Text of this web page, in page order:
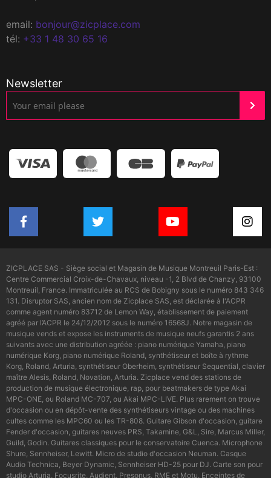
email: bonjour@zicplace.com
tél: +33 1 48 30 65 16
Newsletter
ZICPLACE SAS - Siège social et Magasin de Musique Montreuil Paris-Est :
Centre Commercial Croix-de-Chavaux, niveau -1, 2 Blvd de Chanzy, 93100
Montreuil, France. Immatriculée au RCS de Bobigny sous le numéro 843 346
131. Disruptor SAS, ancien nom de Zicplace SAS, est déclarée à l'ACPR
comme agent numéro 83712 de Lemon Way, établissement de paiement
agréé par l’ACPR le 24/12/2012 sous le numéro 16568J. Notre magasin de
musique vends et expose les instruments de musique neufs garantis 2 ans
suivants avec une distribution agréée : piano numérique Yamaha, piano
numérique Korg, piano numérique Roland, synthétiseur et boîte à rythme
Korg, Roland, Arturia, synthétiseur Oberheim, synthétiseur Sequential, clavier
maître Alesis, Roland, Novation, Arturia. Zicplace vend des stations de
production de musique électronique, rap, pour beatmakers de type Akai
MPC-ONE, ou Roland MC-707, ou Akai MPC-LIVE. Plus rarement on trouve
d'occasion ou en dépôt-vente des synthétiseurs vintage ou des machines
cultes comme les MPC60 ou les TR-808. Guitare Gibson d'occasion, guitare
Fender d'occasion, guitares neuves PRS, Takamine, G&L, Sire, Marcus Miller,
Guild, Godin. Guitares classiques pour le conservatoire Cuenca. Microphone
Shure, Sennheiser, Lewitt. Micro de studio d'occasion Neuman. Casque
Audio Technica, Beyer Dynamic, Sennheiser HD-25 pour DJ. Carte son pour
studio Arturia, Focusrite, Audient, Presonus, RME et Motu. Enceintes de